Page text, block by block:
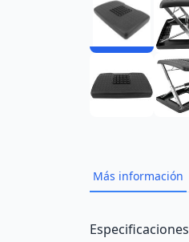
Más información
Description
Especificaciones